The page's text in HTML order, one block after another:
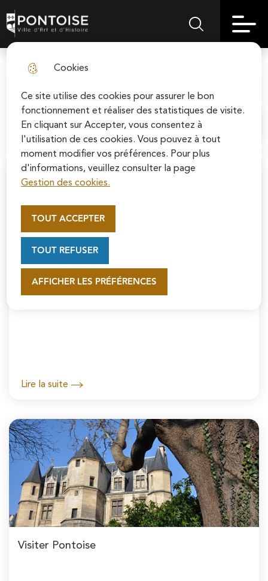
Cookies
Ce site utilise des cookies pour assurer le bon
fonctionnement et réaliser des statistiques de visite.
En cliquant sur Accepter, vous consentez à
l'utilisation de ces cookies. Vous pouvez à tout
moment modifier vos préférences. Pour plus
d'informations, veuillez consulter la page
Gestion des cookies.
AFFICHER LES PRÉFÉRENCES
TOUT ACCEPTER
TOUT REFUSER
to
menu
Skip to
search
Skip to
site map
Soutenez la rénovation de la cathédrale Saint-
Maclou en vous connectant sur le site de la
Fondation du patrimoine.
En savoir plus
Pontoise | Ville d'art et d'histoireMenu principalRechercher sur
Accueil
Remonter le temps
Lire la suite
Visiter Pontoise